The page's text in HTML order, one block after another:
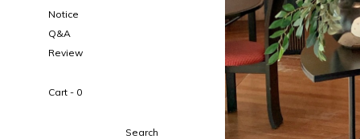
Notice
Q&A
Review
Cart - 0
Search